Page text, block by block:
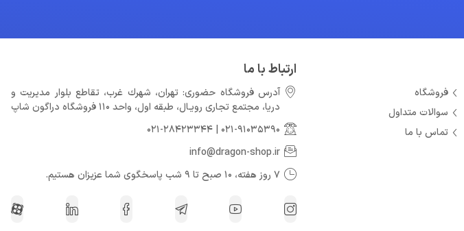
فروشگاه
سوالات متداول
تماس با ما
ارتباط با ما
آدرس فروشگاه حضوری: تهران، شهرك غرب، تقاطع بلوار مدیریت و
دريا، مجتمع تجارى رويـال، طبقه اول، واحد 110 فروشگاه دراگون شاپ
021-91035390
021-28423344
info@dragon-shop.ir
7 روز هفته، 10 صبح تا 9 شب پاسخگوی شما عزیزان هستیم.